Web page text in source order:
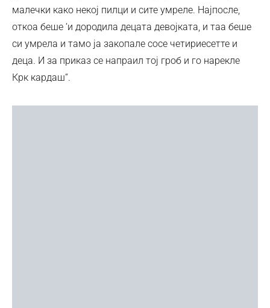
малечки како некој пилци и сите умреле. Најпосле,
откоа беше ‘и дородила децата девојката, и таа беше
си умрела и тамо ја закопале сосе четириесетте и
деца. И за приказ се напраил тој гроб и го нарекле
Крк кардаш“.